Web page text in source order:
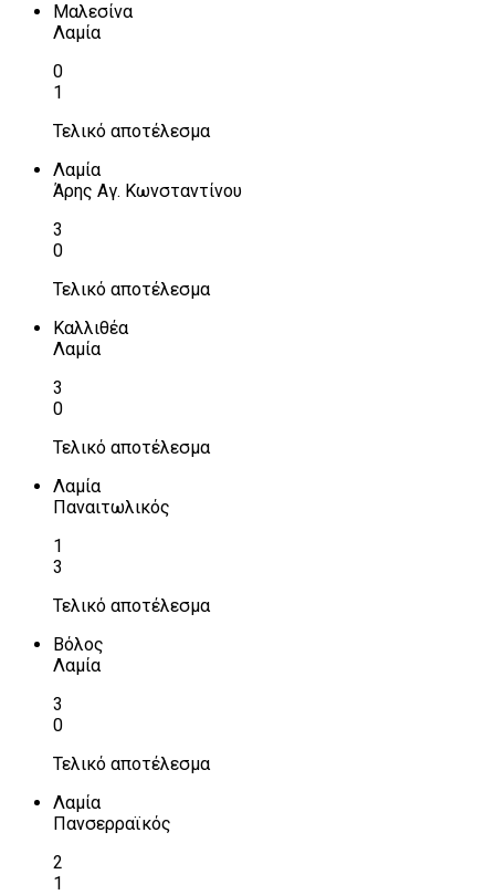
Μαλεσίνα
Λαμία
0
1
Τελικό αποτέλεσμα
Λαμία
Άρης Αγ. Κωνσταντίνου
3
0
Τελικό αποτέλεσμα
Καλλιθέα
Λαμία
3
0
Τελικό αποτέλεσμα
Λαμία
Παναιτωλικός
1
3
Τελικό αποτέλεσμα
Βόλος
Λαμία
3
0
Τελικό αποτέλεσμα
Λαμία
Πανσερραϊκός
2
1